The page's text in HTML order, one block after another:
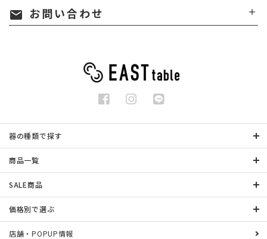
mail お問い合わせ
器の種類で探す
商品一覧
SALE商品
価格別で選ぶ
店舗・POPUP情報